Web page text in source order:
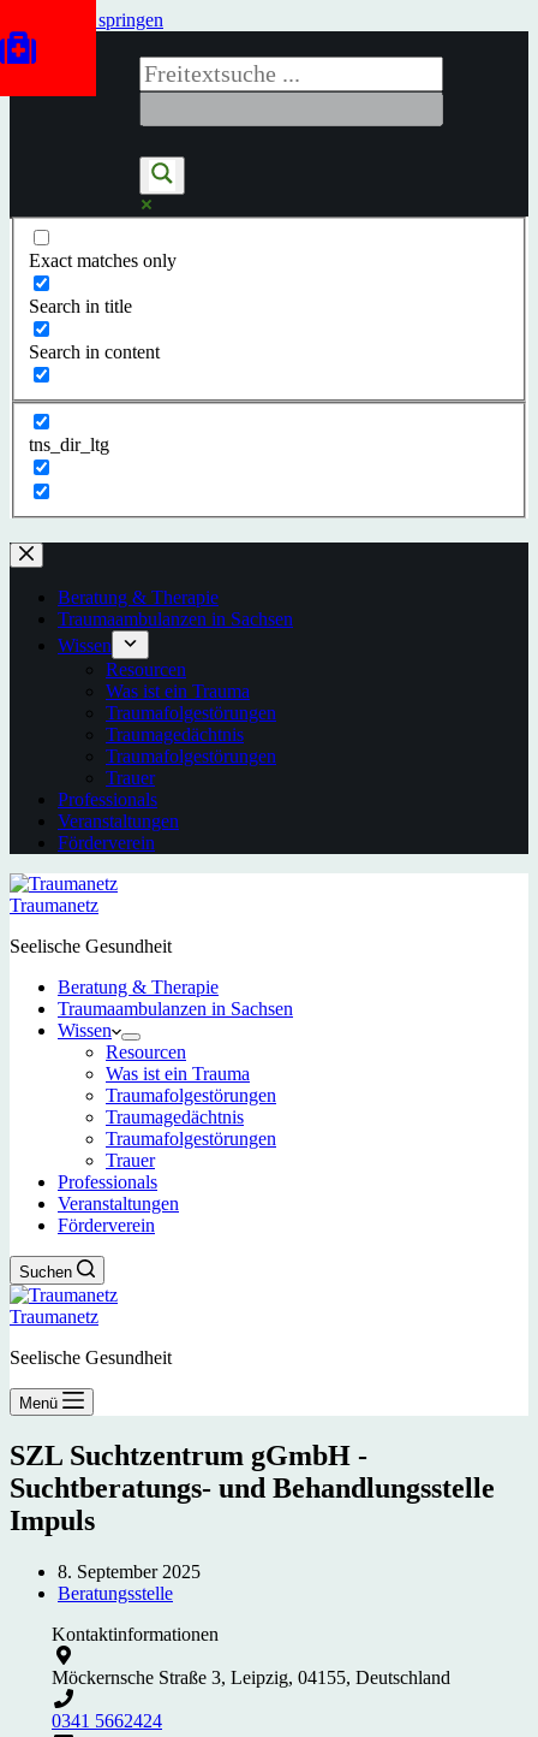
Zum Inhalt springen
Exact matches only
Search in title
Search in content
tns_dir_ltg
Beratung & Therapie
Traumaambulanzen in Sachsen
Wissen
Resourcen
Was ist ein Trauma
Traumafolgestörungen
Traumagedächtnis
Traumafolgestörungen
Trauer
Professionals
Veranstaltungen
Förderverein
Traumanetz
Seelische Gesundheit
Beratung & Therapie
Traumaambulanzen in Sachsen
Wissen
Resourcen
Was ist ein Trauma
Traumafolgestörungen
Traumagedächtnis
Traumafolgestörungen
Trauer
Professionals
Veranstaltungen
Förderverein
Suchen
Traumanetz
Seelische Gesundheit
Menü
SZL Suchtzentrum gGmbH -
Suchtberatungs- und Behandlungsstelle
Impuls
8. September 2025
Beratungsstelle
Kontaktinformationen
Möckernsche Straße 3, Leipzig, 04155, Deutschland
0341 5662424